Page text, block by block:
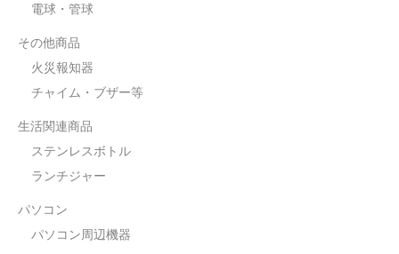
電球・管球
その他商品
火災報知器
チャイム・ブザー等
生活関連商品
ステンレスボトル
ランチジャー
パソコン
パソコン周辺機器